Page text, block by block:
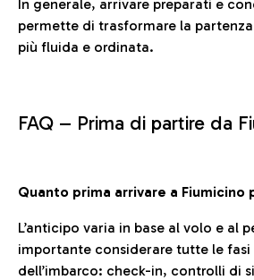
In generale, arrivare preparati e
permette di trasformare la partenza
più fluida e ordinata.
FAQ – Prima di partire da
Quanto prima arrivare a Fiumicino
L’anticipo varia in base al volo e al
importante considerare tutte le fasi
dell’imbarco: check-in, controlli di